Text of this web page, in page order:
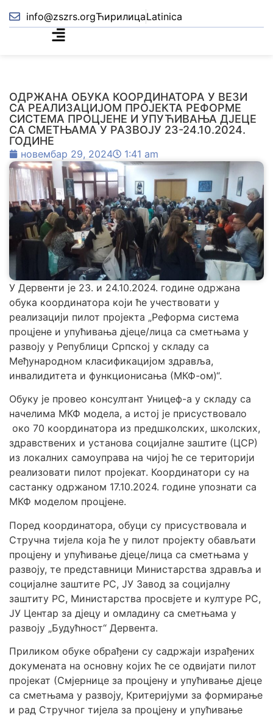
info@zszrs.orgЋирилицаLatinica
ОДРЖАНА ОБУКА КООРДИНАТОРА У ВЕЗИ
СА РЕАЛИЗАЦИЈОМ ПРОЈЕКТА РЕФОРМЕ
СИСТЕМА ПРОЦЈЕНЕ И УПУЋИВАЊА ДЈЕЦЕ
СА СМЕТЊАМА У РАЗВОЈУ 23-24.10.2024.
ГОДИНЕ
новембар 29, 2024 1:41 am
У Дервенти је 23. и 24.10.2024. године одржана
обука координатора који ће учествовати у
реализацији пилот пројекта „Реформа система
процјене и упућивања дјеце/лица са сметњама у
развоју у Републици Српској у складу са
Међународном класификацијом здравља,
инвалидитета и функционисања (МКФ-ом)“.
Обуку је провео консултант Уницеф-а у складу са
начелима МКФ модела, а истој је присуствовало
око 70 координатора из предшколских, школских,
здравствених и установа социјалне заштите (ЦСР)
из локалних самоуправа на чијој ће се територији
реализовати пилот пројекат. Координатори су на
састанку одржаном 17.10.2024. године упознати са
МКФ моделом процјене.
Поред координатора, обуци су присуствовала и
Стручна тијела која ће у пилот пројекту обављати
процјену и упућивање дјеце/лица са сметњама у
развоју, те представници Министарства здравља и
социјалне заштите РС, ЈУ Завод за социјалну
заштиту РС, Министарства просвјете и културе РС,
ЈУ Центар за дјецу и омладину са сметњама у
развоју „Будућност“ Дервента.
Приликом обуке обрађени су садржаји израђених
докумената на основну којих ће се одвијати пилот
пројекат (Смјернице за процјену и упућивање дјеце
са сметњама у развоју, Критеријуми за формирање
и рад Стручног тијела за процјену и упућивање